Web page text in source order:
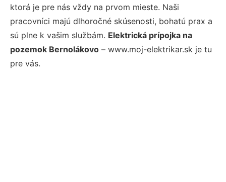
ktorá je pre nás vždy na prvom mieste. Naši
pracovníci majú dlhoročné skúsenosti, bohatú prax a
sú plne k vašim službám. Elektrická prípojka na
pozemok Bernolákovo – www.moj-elektrikar.sk je tu
pre vás.